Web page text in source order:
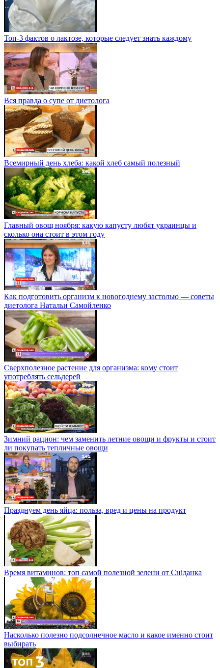
Топ-3 фактов о лактозе, которые следует знать каждому
Вся правда о супе от диетолога
Всемирный день хлеба: какой хлеб самый полезный
Главный овощ ноября: какую капусту любят украинцы и
сколько она стоит в этом году
Как подготовить организм к новогоднему застолью — советы
диетолога Натальи Самойленко
Сверхполезное растение для организма: кому стоит
употреблять сельдерей
Зимний рацион: чем заменить летние овощи и фрукты и стоит
ли покупать тепличные овощи
Празднуем день яйца: польза, вред и цены на продукт
Время витаминов: топ самой полезной зелени от Сніданка
Насколько полезно подсолнечное масло и какое именно стоит
выбирать